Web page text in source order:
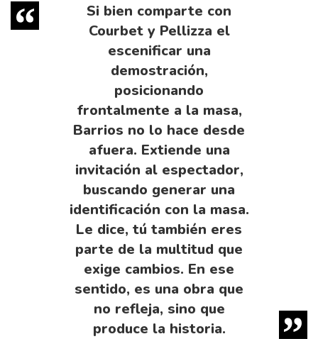
Si bien comparte con
Courbet y Pellizza el
escenificar una
demostración,
posicionando
frontalmente a la masa,
Barrios no lo hace desde
afuera. Extiende una
invitación al espectador,
buscando generar una
identificación con la masa.
Le dice, tú también eres
parte de la multitud que
exige cambios. En ese
sentido, es una obra que
no refleja, sino que
produce la historia.